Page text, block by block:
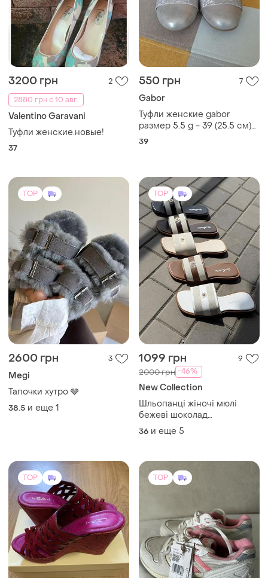
3200 грн
2
2880 грн с 10 авг.
Valentino Garavani
Туфли женские.новые!
37
550 грн 7
Gabor
Туфли женские gabor
размер 5.5 g - 39 (25.5 см)
натуральная кожа
39
TOP
2600 грн 3
Megi
Тапочки хутро 🩶
38.5 и еще 1
TOP
1099 грн 9
2000 грн -46%
New Collection
Шльопанці жіночі мюлі
бежеві шоколад
повсякденні класичні
36 и еще 5
TOP TOP